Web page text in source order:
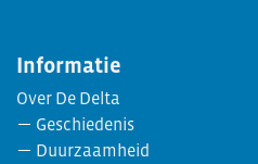
Informatie
Over De Delta
Geschiedenis
Duurzaamheid